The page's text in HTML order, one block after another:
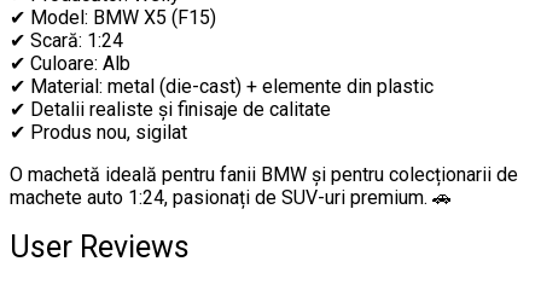
✔ Model: BMW X5 (F15)
✔ Scară: 1:24
✔ Culoare: Alb
✔ Material: metal (die-cast) + elemente din plastic
✔ Detalii realiste și finisaje de calitate
✔ Produs nou, sigilat
O machetă ideală pentru fanii BMW și pentru colecționarii de
machete auto 1:24, pasionați de SUV-uri premium. 🚗
User Reviews